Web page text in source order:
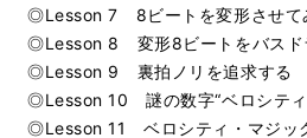
◎Lesson 7 8ビートを変形させて
◎Lesson 8 変形8ビートをバスド
◎Lesson 9 裏拍ノリを追求する
◎Lesson 10 謎の数字“ベロシティ
◎Lesson 11 ベロシティ・マジッ